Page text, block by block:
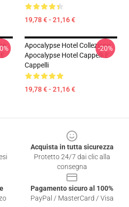
19,78 € - 21,16 €
Apocalypse Hotel Collezione
Apocalypse Hotel Cappelli E
Cappelli
19,78 € - 21,16 €
-20%
Acquista in tutta sicurezza
Protetto 24/7 dai clic alla
consegna
Pagamento sicuro al 100%
PayPal / MasterCard / Visa